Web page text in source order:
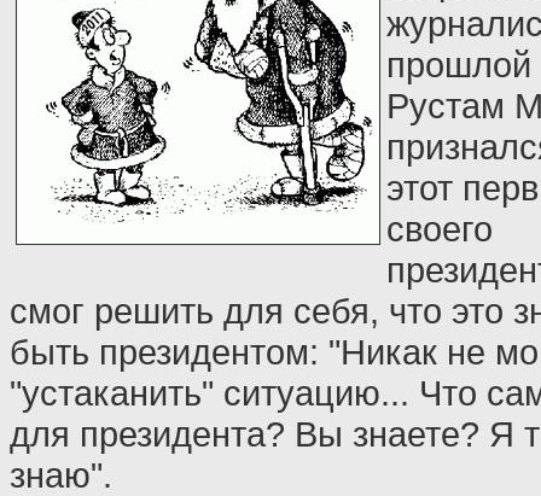
прошлой
Рустам
этот
своего
смог решить для себя, что это
быть президентом: "Никак не
"устаканить" ситуацию... Что
для президента? Вы знаете? Я
знаю".